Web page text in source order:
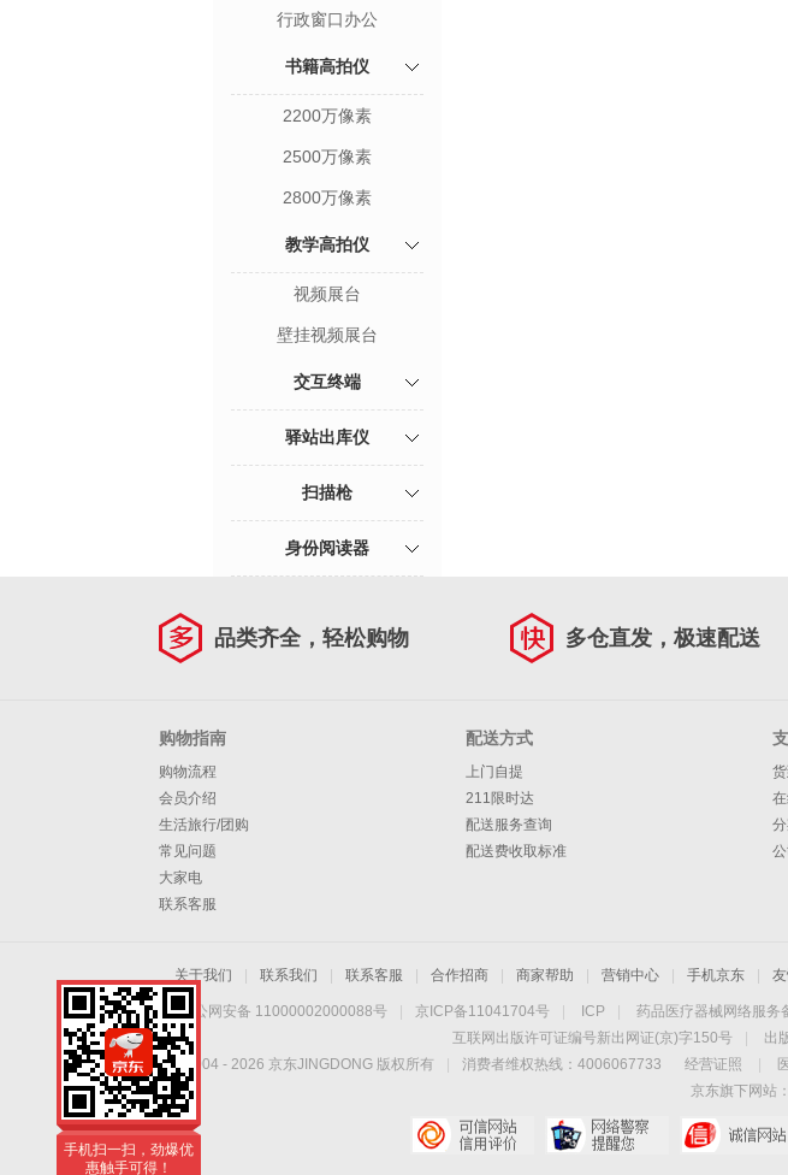
行政窗口办公
书籍高拍仪
2200万像素
2500万像素
2800万像素
教学高拍仪
视频展台
壁挂视频展台
交互终端
驿站出库仪
扫描枪
身份阅读器
品类齐全，轻松购物 多仓直发，极速配送
购物指南
购物流程
会员介绍
生活旅行/团购
常见问题
大家电
联系客服
配送方式
上门自提
211限时达
配送服务查询
配送费收取标准
关于我们 联系我们 联系客服 合作招商 商家帮助 营销中心 手机京东
京公网安备 11000002000088号 京ICP备11041704号 ICP 药品医疗器械网络服务
互联网出版许可证编号新出网证(京)字150号
出
Copyright © 2004 - 2026 京东JINGDONG 版权所有 消费者维权热线：4006067733 经营证照
京东旗下网站：
手机扫一扫，劲爆优
惠触手可得！
手机扫一扫，劲爆优
惠触手可得！